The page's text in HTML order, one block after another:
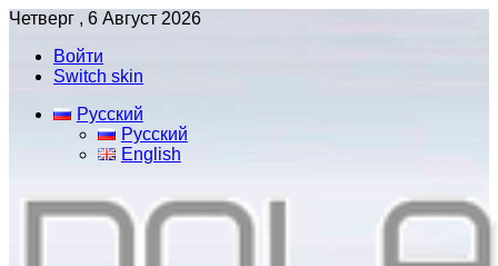
Четверг , 6 Август 2026
Войти
Switch skin
Русский
Русский
English